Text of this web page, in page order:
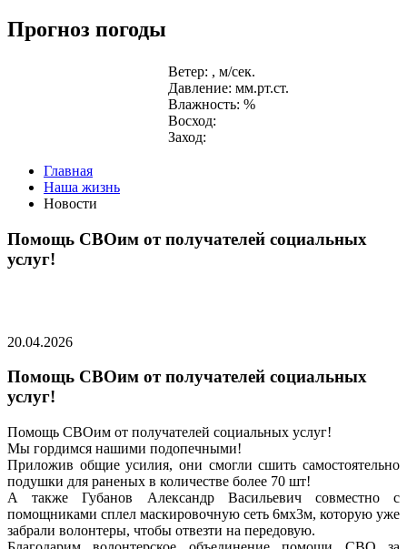
Прогноз погоды
Ветер: , м/сек.
Давление: мм.рт.ст.
Влажность: %
Восход:
Заход:
Главная
Наша жизнь
Новости
Помощь СВОим от получателей социальных
услуг!
20.04.2026
Помощь СВОим от получателей социальных
услуг!
Помощь СВОим от получателей социальных услуг!
Мы гордимся нашими подопечными!
Приложив общие усилия, они смогли сшить самостоятельно
подушки для раненых в количестве более 70 шт!
А также Губанов Александр Васильевич совместно с
помощниками сплел маскировочную сеть 6мх3м, которую уже
забрали волонтеры, чтобы отвезти на передовую.